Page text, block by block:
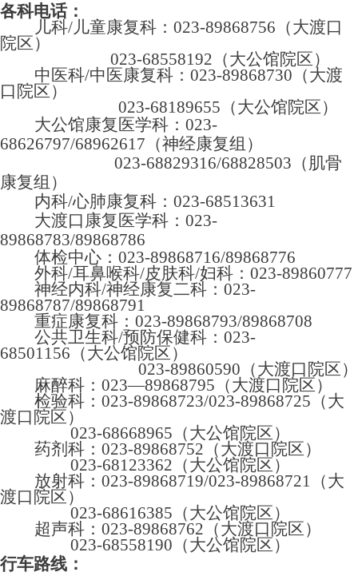
各科电话：
儿科/儿童康复科：023-89868756（大渡口
院区）
023-68558192（大公馆院区）
中医科/中医康复科：023-89868730（大渡
口院区）
023-68189655（大公馆院区）
大公馆康复医学科：023-
68626797/68962617（神经康复组）
023-68829316/68828503（肌骨
康复组）
内科/心肺康复科： 023-68513631
大渡口康复医学科：023-
89868783/89868786
体检中心： 023-89868716/89868776
外科/耳鼻喉科/皮肤科/妇科 ： 023-89860777
神经内科/神经康复二科：023-
89868787/89868791
重症康复科：023-89868793/89868708
公共卫生科/预防保健科：023-
68501156（大公馆院区）
023-89860590（大渡口院区）
麻醉科： 023—89868795（大渡口院区）
检验科： 023-89868723/023-89868725（大
渡口院区）
023-68668965（大公馆院区）
药剂科： 023-89868752（大渡口院区）
023-68123362（大公馆院区）
放射科： 023-89868719/023-89868721（大
渡口院区）
023-68616385（大公馆院区）
超声科： 023-89868762（大渡口院区）
023-68558190（大公馆院区）
行车路线：